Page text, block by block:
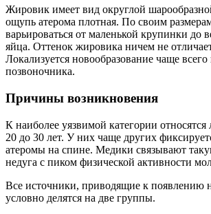
Жировик имеет вид округлой
ощупь атерома плотная. По своим
варьироваться от маленькой крупинки до
яйца. Оттенок жировика ничем не
Локализуется новообразование чаще всего
позвоночника.
Причины возникновения
К наиболее уязвимой категории относятся
20 до 30 лет. У них чаще других
атеромы на спине. Медики связывают
недуга с пиком физической активности
Все источники, приводящие к появлению
условно делятся на две группы.